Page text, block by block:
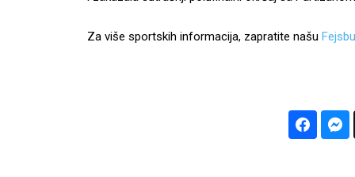
Za više sportskih informacija, zapratite našu